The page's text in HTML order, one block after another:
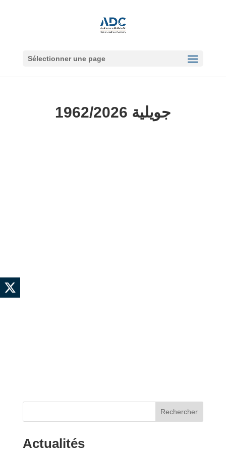
Sélectionner une page
جويلية 1962/2026
Rechercher
Actualités